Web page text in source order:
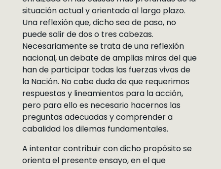
situación actual y orientada al largo plazo.
Una reflexión que, dicho sea de paso, no
puede salir de dos o tres cabezas.
Necesariamente se trata de una reflexión
nacional, un debate de amplias miras del que
han de participar todas las fuerzas vivas de
la Nación. No cabe duda de que requerimos
respuestas y lineamientos para la acción,
pero para ello es necesario hacernos las
preguntas adecuadas y comprender a
cabalidad los dilemas fundamentales.
A intentar contribuir con dicho propósito se
orienta el presente ensayo, en el que